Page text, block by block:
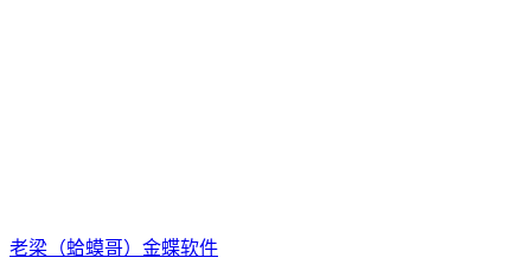
老梁（蛤蟆哥） 金蝶软件